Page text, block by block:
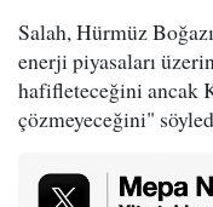
Salah, Hürmüz
enerji piyasaları
hafifleteceğini ancak
çözmeyeceğini"